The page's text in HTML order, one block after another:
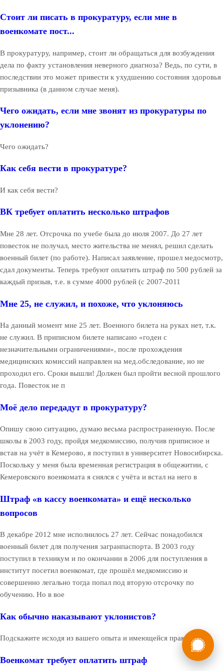
Стоит ли писать в прокуратуру, если мне в
военкомате пост...
В прокуратуру, например, стоит ли обращаться для возбуждения
дела по факту установления неверного диагноза? Ведь, по сути, в
последствии это может привести к ухудшению состояния здоровья
призывника (в данном случае меня).
Чего ожидать, если мне звонят из прокуратуры по
уклонению?
Чего ожидать?
Как себя вести в прокуратуре?
И как себя вести?
ВК требует оплатить несколько штрафов
Мне 28 лет. Отсрочка по учебе была до июля 2007. До 27 лет
повесток не получал, место жительства не менял, решил сделать
военный билет (по работе). Написал заявление, прошел медосмотр,
сдал документы. Теперь требуют оплатить штраф по 500 рублей за
каждый призыв, т.е. в сумме 4000 рублей (с 2007-2011
Мне 25, не служил, и похоже, что уклоняюсь
На данный момент мне 25 лет. Военного билета на руках нет, т.к.
не служил. В приписном билете написано «годен с
незначительными ограничениями», после прохождения
медицинских комиссий направлен на мед.обследование, но не
проходил его. Сроки вышли! Должен был пройти весной прошлого
года. Повесток не п
Моё дело передадут в прокуратуру?
Опишу свою ситуацию, думаю весьма распространенную. После
школы в 2003 году, пройдя медкомиссию, получив приписное и
встав на учёт в Кемерово, я поступил в университет Новосибирска.
Поскольку у меня была временная регистрация в общежитии, с
Кемеровского военкомата я снялся с учёта и встал на него в
Штраф «в кассу военкомата» и ещё несколько
вопросов
В декабре 2012 мне исполнилось 27 лет. Сейчас понадобился
военный билет для получения загранпаспорта. В 2003 году
поступил в техникум и по окончании в 2006 для поступления в
институт посетил военкомат, где прошёл медкомиссию и
совершенно легально тогда попал под вторую отсрочку по
обучению. Но в вое
Как обычно наказывают уклонистов?
Подскажите исходя из вашего опыта и имеющейся практики!
Военкомат требует оплатить штраф
консультация
8 (800) 775-35-89